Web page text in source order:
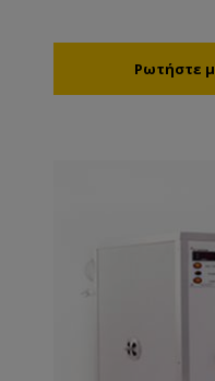
(μαλακή -
Η διάρκεια ξήρανσης